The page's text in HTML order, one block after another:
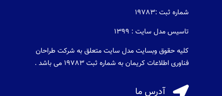
شماره ثبت :19783
تاسیس مدل سایت : 1399
کلیه حقوق وبسایت مدل سایت متعلق به شرکت طراحان
فناوری اطلاعات کریمان به شماره ثبت 19783 می باشد .
 آدرس ما